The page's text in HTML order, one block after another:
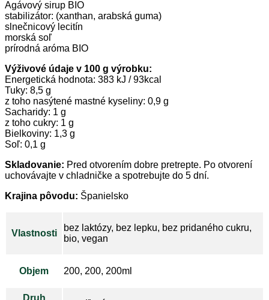
Agávový sirup BIO
stabilizátor: (xanthan, arabská guma)
slnečnicový lecitín
morská soľ
prírodná aróma BIO
Výživové údaje v 100 g výrobku:
Energetická hodnota: 383 kJ / 93kcal
Tuky: 8,5 g
z toho nasýtené mastné kyseliny: 0,9 g
Sacharidy: 1 g
z toho cukry: 1 g
Bielkoviny: 1,3 g
Soľ: 0,1 g
Skladovanie: Pred otvorením dobre pretrepte. Po otvorení
uchovávajte v chladničke a spotrebujte do 5 dní.
Krajina pôvodu: Španielsko
Vlastnosti
bez laktózy, bez lepku, bez pridaného cukru,
bio, vegan
Objem 200, 200, 200ml
Druh